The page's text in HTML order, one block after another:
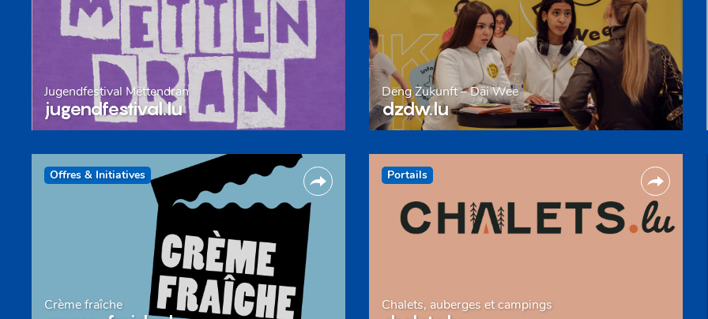
Jugendfestival Mëttendran
jugendfestival.lu
Deng Zukunft – Däi Wee
dzdw.lu
Offres & Initiatives
Crème fraîche
Portails
Chalets, auberges et campings